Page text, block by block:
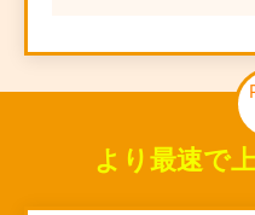
より最速で